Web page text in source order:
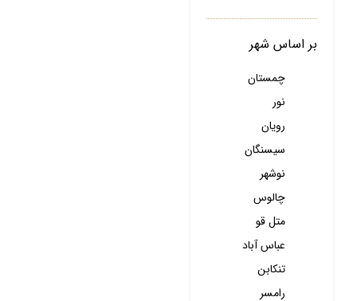
بر اساس شهر
چمستان
نور
رویان
سیسنگان
نوشهر
چالوس
متل قو
عباس آباد
تنکابن
رامسر